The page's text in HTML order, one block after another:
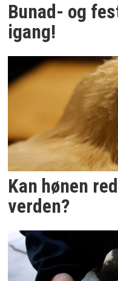
Bunad- og
igang!
Kan hønen
verden?